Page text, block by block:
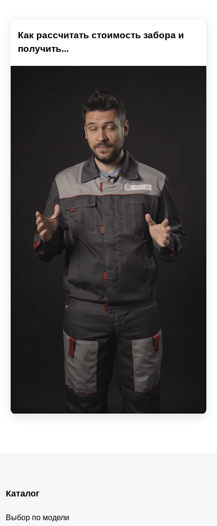
Как рассчитать стоимость забора и
получить...
Каталог
Выбор по модели